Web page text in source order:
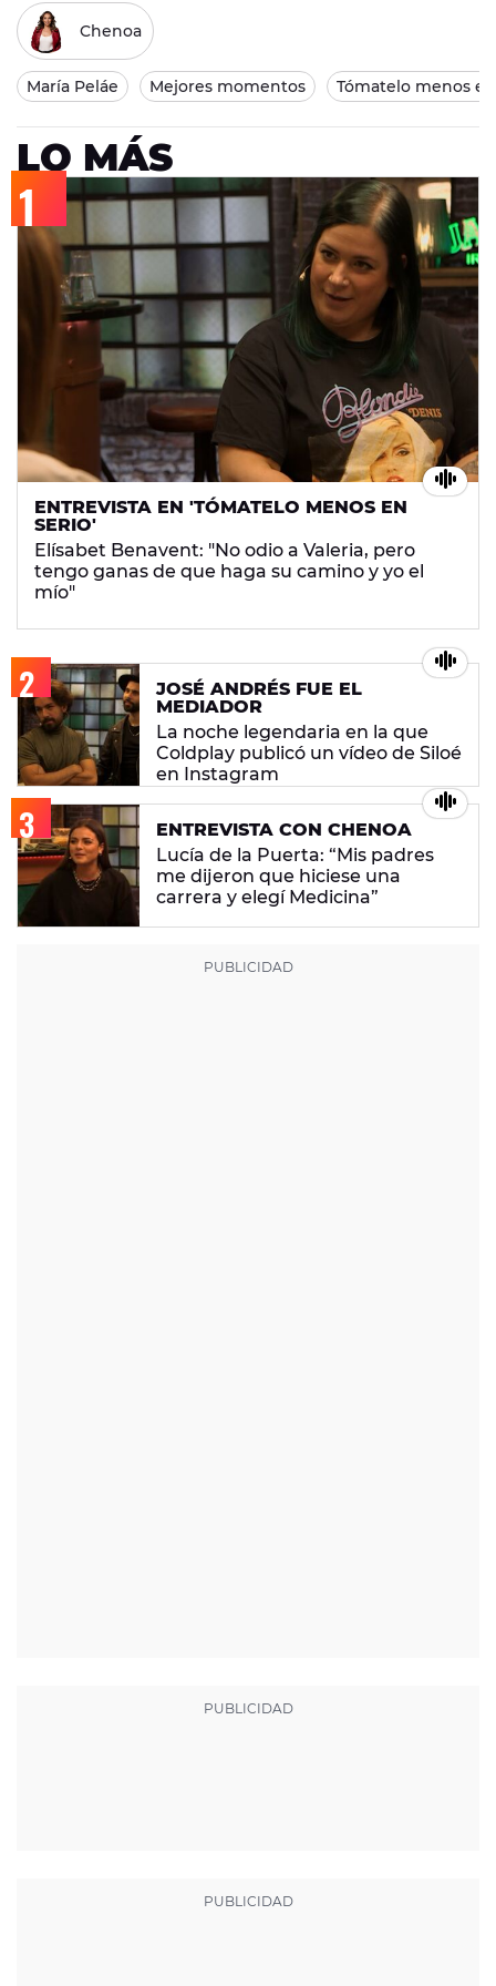
Chenoa
María Peláe Mejores momentos Tómatelo menos
LO MÁS
ENTREVISTA EN 'TÓMATELO MENOS EN
SERIO'
Elísabet Benavent: "No odio a Valeria, pero
tengo ganas de que haga su camino y yo el
mío"
JOSÉ ANDRÉS FUE EL
MEDIADOR
La noche legendaria en la que
Coldplay publicó un vídeo de Siloé
en Instagram
ENTREVISTA CON CHENOA
Lucía de la Puerta: “Mis padres
me dijeron que hiciese una
carrera y elegí Medicina”